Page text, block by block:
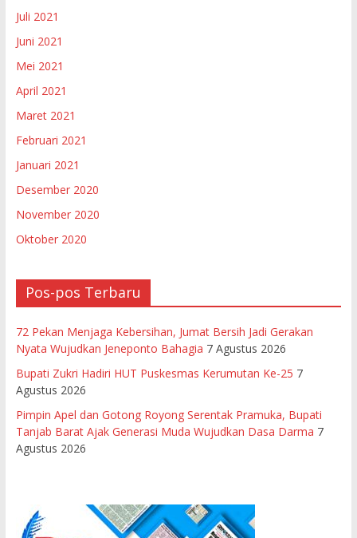
Juli 2021
Juni 2021
Mei 2021
April 2021
Maret 2021
Februari 2021
Januari 2021
Desember 2020
November 2020
Oktober 2020
Pos-pos Terbaru
72 Pekan Menjaga Kebersihan, Jumat Bersih Jadi Gerakan
Nyata Wujudkan Jeneponto Bahagia 7 Agustus 2026
Bupati Zukri Hadiri HUT Puskesmas Kerumutan Ke-25 7
Agustus 2026
Pimpin Apel dan Gotong Royong Serentak Pramuka, Bupati
Tanjab Barat Ajak Generasi Muda Wujudkan Dasa Darma 7
Agustus 2026